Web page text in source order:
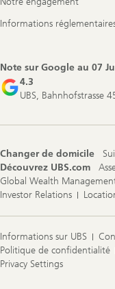
Informations
Note sur Google au 07
4.3
UBS, Bahnhofstrasse
Changer de domicile
Découvrez UBS.com
Global Wealth
Investor Relations
Informations sur UBS
Politique de confidentialité
Privacy Settings